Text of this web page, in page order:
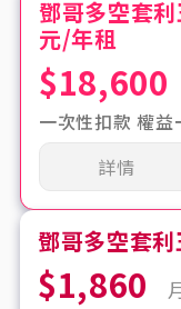
鄧哥多空套
元/年租
$18,600
一次性扣款 權益
詳情
鄧哥多空套
$1,860